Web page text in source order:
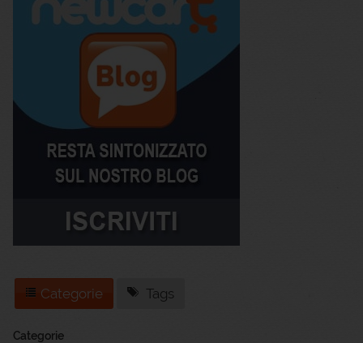
Categorie Tags
Categorie